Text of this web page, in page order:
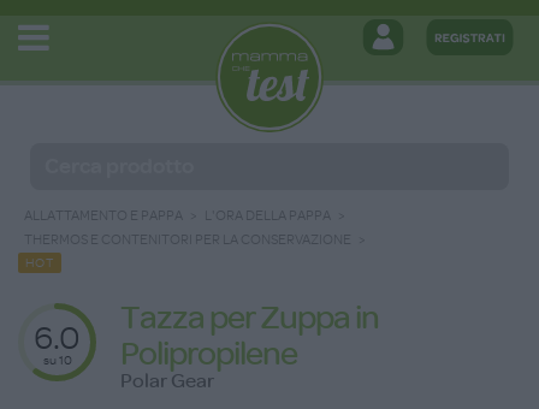
ALLATTAMENTO E PAPPA
L'ORA DELLA PAPPA
THERMOS E CONTENITORI PER LA CONSERVAZIONE
HOT
6.0
su 10
Tazza per Zuppa in
Polipropilene
Polar Gear